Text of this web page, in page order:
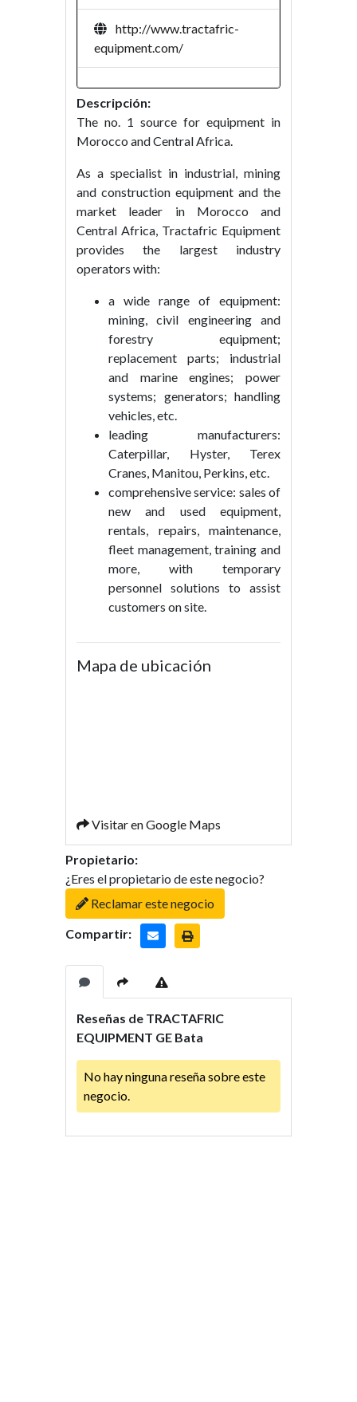
http://www.tractafric-
equipment.com/
Descripción:
The no. 1 source for equipment in
Morocco and Central Africa.
As a specialist in industrial, mining
and construction equipment and the
market leader in Morocco and
Central Africa, Tractafric Equipment
provides the largest industry
operators with:
a wide range of equipment:
mining, civil engineering and
forestry equipment;
replacement parts; industrial
and marine engines; power
systems; generators; handling
vehicles, etc.
leading manufacturers:
Caterpillar, Hyster, Terex
Cranes, Manitou, Perkins, etc.
comprehensive service: sales of
new and used equipment,
rentals, repairs, maintenance,
fleet management, training and
more, with temporary
personnel solutions to assist
customers on site.
Mapa de ubicación
Visitar en Google Maps
Propietario:
¿Eres el propietario de este negocio?
Reclamar este negocio
Compartir:
Reseñas de TRACTAFRIC
EQUIPMENT GE Bata
No hay ninguna reseña sobre este
negocio.